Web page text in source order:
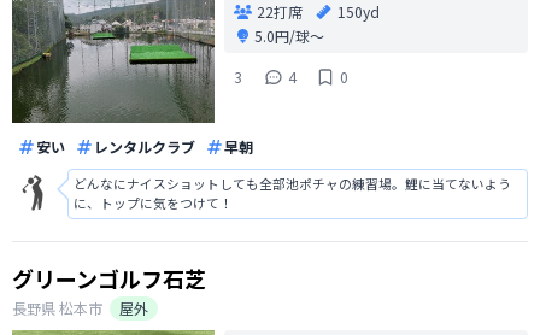
22打席
150yd
5.0円/球〜
3
4 0
安い レンタルクラブ 早朝
どんなにナイスショットしても全部池ポチャの練習場。鯉に当てないよう
に、トップに気をつけて！
グリーンゴルフ石芝
長野県松本市
屋外